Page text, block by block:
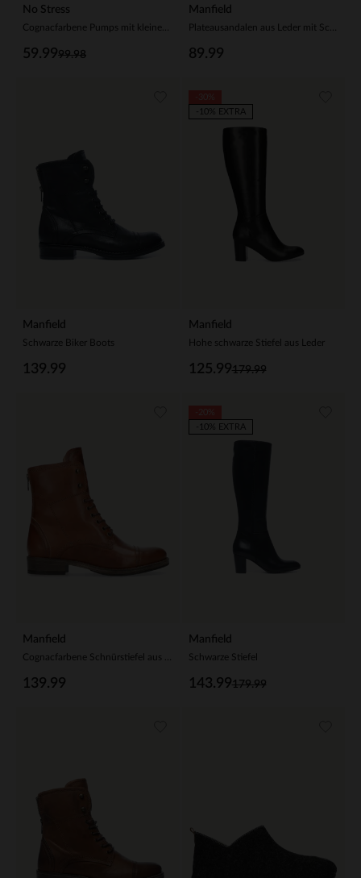
No Stress
99.98
59.99
Manfield
89.99
Manfield
Schwarze Biker Boots
139.99
Manfield
Hohe schwarze Stiefel aus Leder
179.99
125.99
-10% EXTRA
Manfield
139.99
Manfield
Schwarze Stiefel
179.99
143.99
-10% EXTRA